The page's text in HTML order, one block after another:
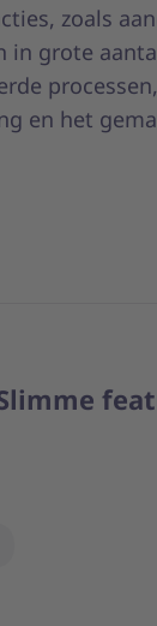
zoals
in grote
en het